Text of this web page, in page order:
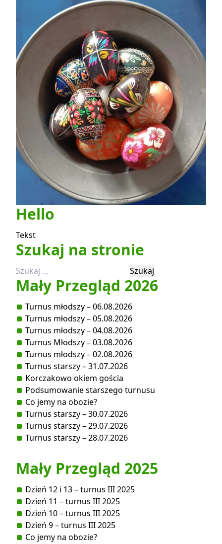
Hello
Tekst
Szukaj na stronie
Szukaj:
Mały Przegląd 2026
Turnus młodszy – 06.08.2026
Turnus młodszy – 05.08.2026
Turnus młodszy – 04.08.2026
Turnus Młodszy – 03.08.2026
Turnus młodszy – 02.08.2026
Turnus starszy – 31.07.2026
Korczakowo okiem gościa
Podsumowanie starszego turnusu
Co jemy na obozie?
Turnus starszy – 30.07.2026
Turnus starszy – 29.07.2026
Turnus starszy – 28.07.2026
Mały Przegląd 2025
Dzień 12 i 13 – turnus III 2025
Dzień 11 – turnus III 2025
Dzień 10 – turnus III 2025
Dzień 9 – turnus III 2025
Co jemy na obozie?